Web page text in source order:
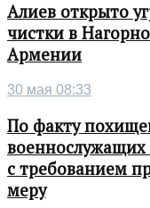
Алиев открыто
чистки в
Армении
30 мая 08:33
По факту
с требованием
меру